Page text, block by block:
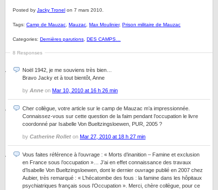
Posted by Jacky Tronel on 7 mars 2010.
Tags: Camp de Mauzac Mauzac Max Moulinier, Prison militaire de Mauzac
Categories: Dernières parutions DES CAMPS…
8 Responses
Noël 1942, je me souviens très bien…
Bravo Jacky et à tout bientôt, Anne
by Anne on Mar 10, 2010 at 16 h 26 min
Cher collègue, votre article sur le camp de Mauzac m’a impressionnée.
Connaissez-vous sur cette question de la faim pendant l’occupation le livre
coordonné par Isabelle Von Bueltzingsloewen, PUR, 2005 ?
by Catherine Rollet on Mar 27, 2010 at 18 h 27 min
Vous faites référence à l’ouvrage : « Morts d’inanition – Famine et exclusion
en France sous l’occupation »… J’ai en effet connaissance des travaux
d’Isabelle Von Bueltzingsloewen, dont le dernier ouvrage publié en 2007 chez
Aubier, très remarqué : « L’hécatombe des fous : la famine dans les hôpitaux
psychiatriques français sous l’Occupation ». Merci, chère collègue, pour ce